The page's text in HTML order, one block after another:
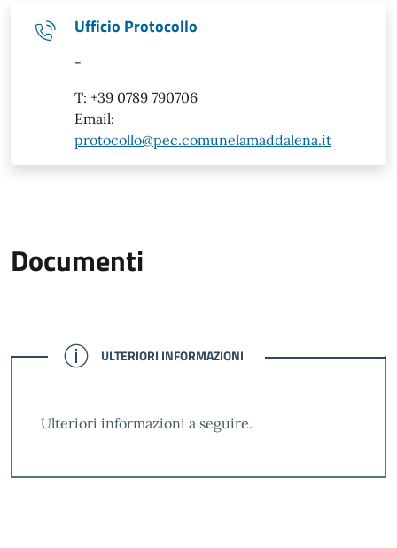
Ufficio Protocollo
-
T: +39 0789 790706
Email:
protocollo@pec.comunelamaddalena.it
Documenti
CONFERMATO
ULTERIORI INFORMAZIONI
Ulteriori informazioni a seguire.